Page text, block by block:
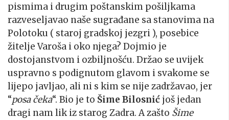
pismima i drugim poštanskim pošiljkama
razveseljavao naše sugrađane sa stanovima na
Polotoku ( staroj gradskoj jezgri ), posebice
žitelje Varoša i oko njega? Dojmio je
dostojanstvom i ozbiljnošću. Držao se uvijek
uspravno s podignutom glavom i svakome se
lijepo javljao, ali ni s kim se nije zadržavao, jer
“posa čeka“. Bio je to Šime Bilosnić još jedan
dragi nam lik iz starog Zadra. A zašto Šime